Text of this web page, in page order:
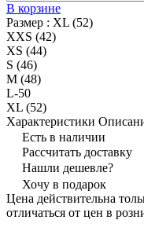
В корзине
Размер : XL (52)
XXS (42)
XS (44)
S (46)
M (48)
L-50
XL (52)
Характеристики
Есть в наличии
Рассчитать доставку
Нашли дешевле?
Хочу в подарок
Цена действительна
отличаться от цен в